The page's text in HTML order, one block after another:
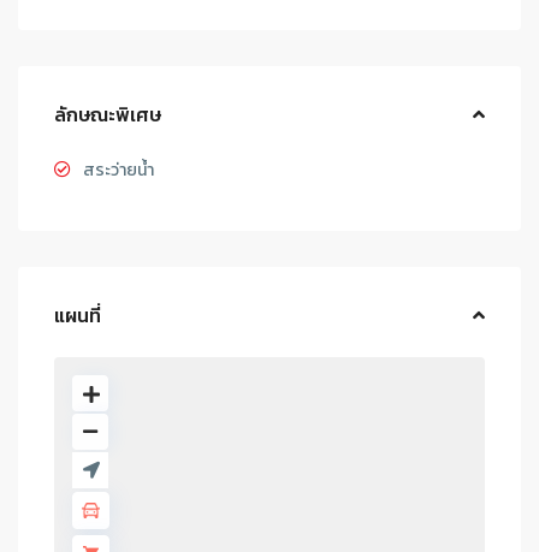
ลักษณะพิเศษ
สระว่ายน้ำ
แผนที่